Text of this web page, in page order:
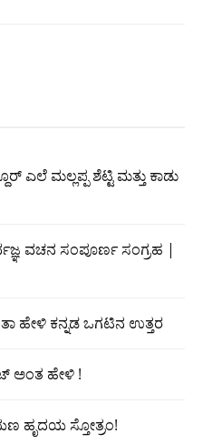
ಎಲೆ ಮಲ್ಲಪ್ಪ ಶೆಟ್ಟಿ ಮತ್ತು ಕಾಡು
ವಚನ ಸಂಪೂರ್ಣ ಸಂಗ್ರಹ |
ಹೇಳಿ ಕನ್ನಡ ಒಗಟಿನ ಉತ್ತರ
ಅಂತ ಹೇಳಿ !
ಹೃದಯ ಸ್ತೋತ್ರಂ!